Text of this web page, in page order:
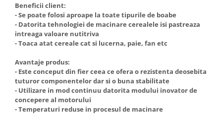
Beneficii client:
- Se poate folosi aproape la toate tipurile de boabe
- Datorita tehnologiei de macinare cerealele isi pastreaza
intreaga valoare nutitriva
- Toaca atat cereale cat si lucerna, paie, fan etc
Avantaje produs:
- Este conceput din fier ceea ce ofera o rezistenta deosebita
tuturor componentelor dar si o buna stabilitate
- Utilizare in mod continuu datorita modului inovator de
concepere al motorului
- Temperaturi reduse in procesul de macinare